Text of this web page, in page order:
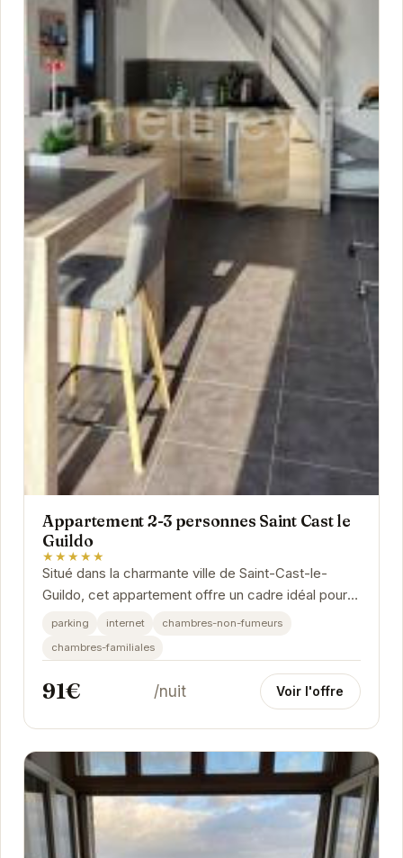
Appartement 2-3 personnes Saint Cast le
Guildo
★★★★★
Situé dans la charmante ville de Saint-Cast-le-
Guildo, cet appartement offre un cadre idéal pour
des vacances relaxantes. Proche des plages,
parking internet
chambres-non-fumeurs
chambres-familiales
91€ /nuit Voir l'offre